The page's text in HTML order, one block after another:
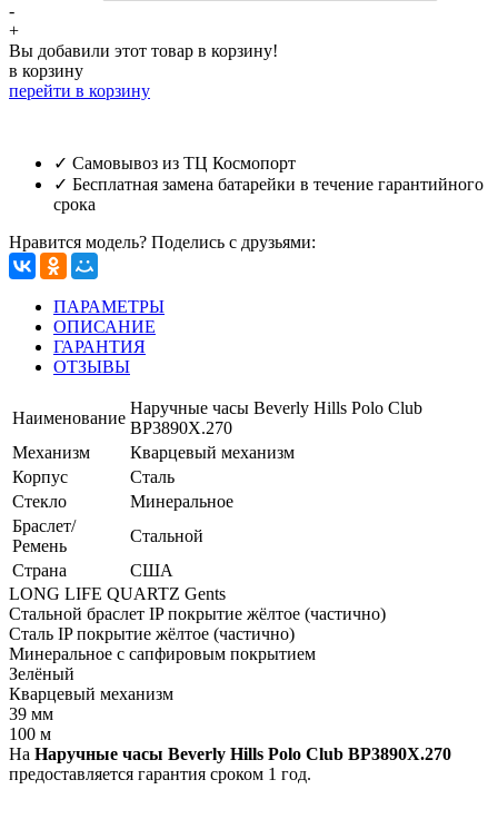
-
+
Вы добавили этот товар в корзину!
в корзину
перейти в корзину
✓ Самовывоз из ТЦ Космопорт
✓ Бесплатная замена батарейки в течение гарантийного
срока
Нравится модель? Поделись с друзьями:
ПАРАМЕТРЫ
ОПИСАНИЕ
ГАРАНТИЯ
ОТЗЫВЫ
Наименование
Наручные часы Beverly Hills Polo Club
BP3890X.270
Механизм
Кварцевый механизм
Корпус
Сталь
Стекло
Минеральное
Браслет/
Ремень
Стальной
Страна
США
LONG LIFE QUARTZ Gents
Стальной браслет IP покрытие жёлтое (частично)
Сталь IP покрытие жёлтое (частично)
Минеральное с сапфировым покрытием
Зелёный
Кварцевый механизм
39 мм
100 м
На Наручные часы Beverly Hills Polo Club BP3890X.270
предоставляется гарантия сроком 1 год.